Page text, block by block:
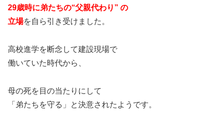
29歳時に弟たちの“父親代わり” の
立場を自ら引き受けました。
高校進学を断念して建設現場で
働いていた時代から、
母の死を目の当たりにして
「弟たちを守る」と決意されたようです。